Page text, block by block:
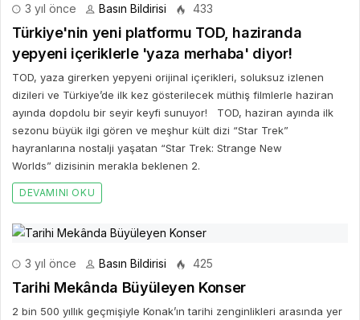
3 yıl önce Basın Bildirisi 433
Türkiye'nin yeni platformu TOD, haziranda
yepyeni içeriklerle 'yaza merhaba' diyor!
TOD, yaza girerken yepyeni orijinal içerikleri, soluksuz izlenen
dizileri ve Türkiye’de ilk kez gösterilecek müthiş filmlerle haziran
ayında dopdolu bir seyir keyfi sunuyor! TOD, haziran ayında ilk
sezonu büyük ilgi gören ve meşhur kült dizi “Star Trek”
hayranlarına nostalji yaşatan “Star Trek: Strange New
Worlds” dizisinin merakla beklenen 2.
DEVAMINI OKU
3 yıl önce Basın Bildirisi 425
Tarihi Mekânda Büyüleyen Konser
2 bin 500 yıllık geçmişiyle Konak’ın tarihi zenginlikleri arasında yer